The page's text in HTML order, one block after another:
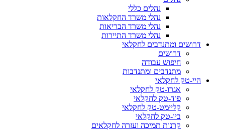
נהלים כללי
נהלי משרד החקלאות
נהלי משרד הבריאות
נהלי משרד התיירות
דרושים ומתנדבים לחקלאי
דרושים
חיפוש עבודה
מתנדבים ומתנדבות
היי-טק לחקלאי
אגרו-טק לחקלאי
פוד-טק לחקלאי
קליימט-טק לחקלאי
ביו-טק לחקלאי
קרנות תמיכה ועזרה לחקלאים